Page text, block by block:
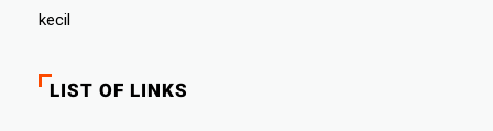
kecil
LIST OF LINKS